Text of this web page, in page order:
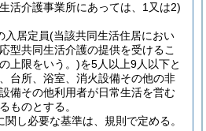
活介護事業所にあっては、1又は2)
入居定員(当該共同生活住居におい
型共同生活介護の提供を受けるこ
上限をいう。)を5人以上9人以下と
台所、浴室、消火設備その他の非
備その他利用者が日常生活を営む
ものとする。
関し必要な基準は、規則で定める。